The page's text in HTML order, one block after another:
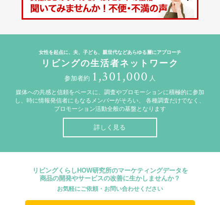
女性を起点に、夫、子ども、親世代などあらゆる層にアプローチ
リビングの生活者ネットワーク
参加者約 1,301,000 人
媒体への共感と信頼をベースに、調査やプロモーションに積極的に参加
し、時に情報発信者にもなるメンバーがそろい、
各種調査だけでなく、
プロモーション活動全般の基盤となります
詳しく見る
リビングくらしHOW研究所のマーケティングデータを
商品の開発やサービスの改善に生かしませんか？
お気軽にご依頼・お問い合わせください